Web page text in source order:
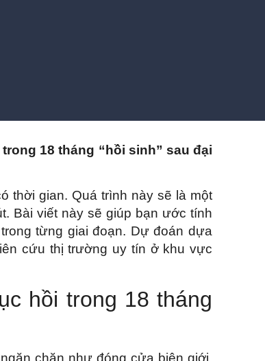
18 tháng “hồi sinh” sau đại
thời gian. Quá trình này sẽ là một
Bài viết này sẽ giúp bạn ước tính
từng giai đoạn. Dự đoán dựa
cứu thị trường uy tín ở khu vực
hồi trong 18 tháng
chặn như đóng cửa biên giới,